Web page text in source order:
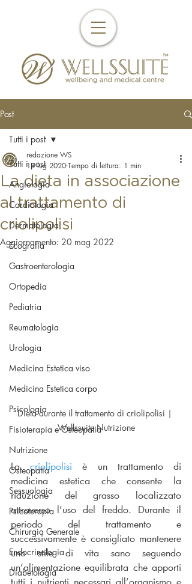
Post
Tutti i post
Angiologia
Cardiologia
Dermatologia
Ecografia
Gastroenterologia
Ortopedia
Pediatria
Reumatologia
Urologia
Medicina Estetica viso
Medicina Estetica corpo
Psicologia
Fisioterapia e Osteopatia
Nutrizione
Osteopatia
Sessuologia
Psicoterapia
Chirurgia Generale
Endocrinologia
Diabetologia
Tutti i post
La dieta in associazione
al trattamento di
criolipolisi
redazione WS
13 lug 2020Tempo di lettura: 1 min
Aggiornamento: 20 mag 2022
Dieta durante il trattamento di criolipolisi |
Wellssuite Nutrizione
La criolipolisi è un trattamento di
medicina estetica che consente la
riduzione del grasso localizzato
attraverso l’uso del freddo. Durante il
periodo del trattamento e
successivamente è consigliato mantenere
uno stile di vita sano seguendo
un’alimentazione equilibrata che apporti
tutti i nutrienti necessari all’organismo e